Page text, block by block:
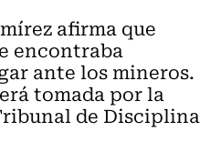
afirma que
encontraba
ante los mineros.
tomada por la
de Disciplina